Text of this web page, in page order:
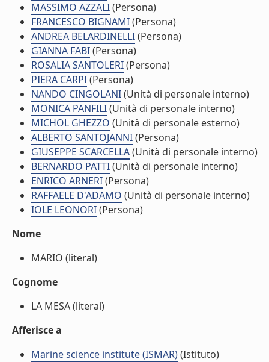
MASSIMO AZZALI(Persona)
FRANCESCO BIGNAMI(Persona)
ANDREA BELARDINELLI(Persona)
GIANNA FABI(Persona)
ROSALIA SANTOLERI(Persona)
PIERA CARPI(Persona)
NANDO CINGOLANI(Unità di personale interno)
MONICA PANFILI(Unità di personale interno)
MICHOL GHEZZO (Unità di personale esterno)
ALBERTO SANTOJANNI(Persona)
GIUSEPPE SCARCELLA(Unità di personale interno)
BERNARDO PATTI(Unità di personale interno)
ENRICO ARNERI(Persona)
RAFFAELE D'ADAMO (Unità di personale interno)
IOLE LEONORI(Persona)
Nome
MARIO (literal)
Cognome
LA MESA (literal)
Afferisce a
Marine science institute (ISMAR)(Istituto)